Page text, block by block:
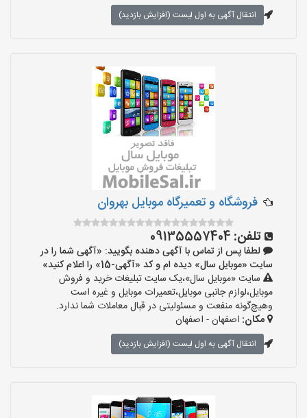
انتقال آگهی به اول لیست (افزایش بازدید)
فروشگاه و تعمیرگاه موبایل بهروان
تلفن: 09135557404
لطفا پس از تماس با آگهی دهنده بگویید: «آگهی شما را در
سایت «موبایل سال» دیده ام و کد «آگهی-15» را اعلام کنید»
سایت «موبایل سال»،یک سایت تبلیغات خرید و فروش
موبایل،لوازم جانبی موبایل،تعمیرات موبایل و غیره است
وهیچ‌گونه منفعت و مسئولیتی در قبال معاملات شما ندارد.
مکان: اصفهان - اصفهان
انتقال آگهی به اول لیست (افزایش بازدید)